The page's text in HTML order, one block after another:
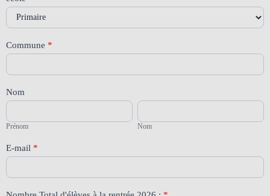
rentrée
2026
Commune *
Nom
Prénom
Prénom
Nom
Nom
E-mail *